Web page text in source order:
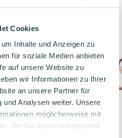
Cookies
Inhalte und Anzeigen zu
für soziale Medien anbieten
auf unsere Website zu
wir Informationen zu Ihrer
an unsere Partner für
und Analysen weiter. Unsere
möglicherweise mit
die Sie ihnen bereitgestellt